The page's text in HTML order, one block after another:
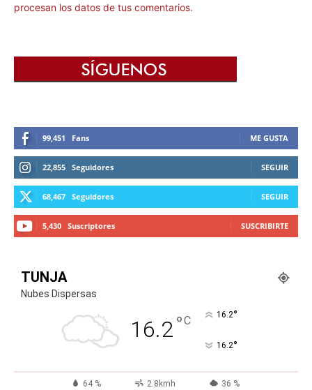
procesan los datos de tus comentarios.
99,451 Fans ME GUSTA
22,855 Seguidores SEGUIR
68,467 Seguidores SEGUIR
5,430 Suscriptores SUSCRIBIRTE
TUNJA
Nubes Dispersas
16.2°C 16.2°
16.2°
64 % 2.8kmh 36 %